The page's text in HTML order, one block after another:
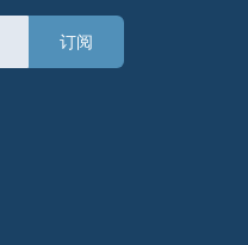
订阅